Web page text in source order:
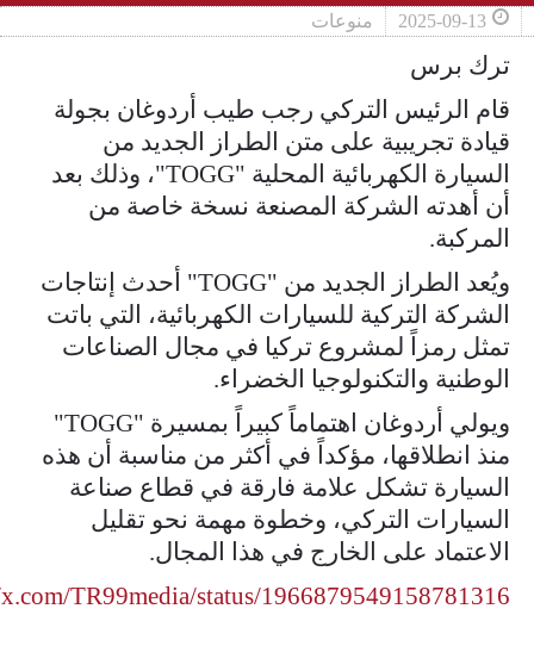
2025-09-13 منوعات
ترك برس
قام الرئيس التركي رجب طيب أردوغان بجولة
قيادة تجريبية على متن الطراز الجديد من
السيارة الكهربائية المحلية "TOGG"، وذلك بعد
أن أهدته الشركة المصنعة نسخة خاصة من
المركبة.
ويُعد الطراز الجديد من "TOGG" أحدث إنتاجات
الشركة التركية للسيارات الكهربائية، التي باتت
تمثل رمزاً لمشروع تركيا في مجال الصناعات
الوطنية والتكنولوجيا الخضراء.
ويولي أردوغان اهتماماً كبيراً بمسيرة "TOGG"
منذ انطلاقها، مؤكداً في أكثر من مناسبة أن هذه
السيارة تشكل علامة فارقة في قطاع صناعة
السيارات التركي، وخطوة مهمة نحو تقليل
الاعتماد على الخارج في هذا المجال.
TR99media/status/1966879549158781316